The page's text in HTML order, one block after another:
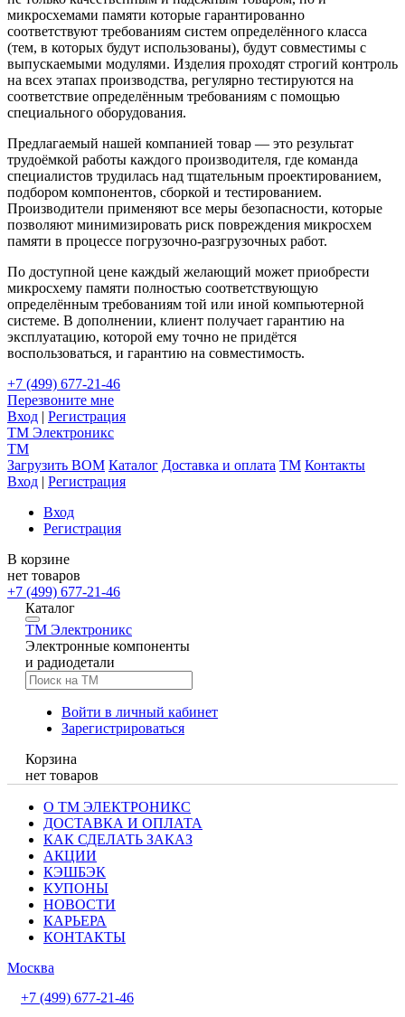
микросхемами памяти которые гарантированно
соответствуют требованиям систем определённого класса
(тем, в которых будут использованы), будут совместимы с
выпускаемыми модулями. Изделия проходят строгий контроль
на всех этапах производства, регулярно тестируются на
соответствие определённым требованиям с помощью
специального оборудования.
Предлагаемый нашей компанией товар — это результат
трудоёмкой работы каждого производителя, где команда
специалистов трудилась над тщательным проектированием,
подбором компонентов, сборкой и тестированием.
Производители применяют все меры безопасности, которые
позволяют минимизировать риск повреждения микросхем
памяти в процессе погрузочно-разгрузочных работ.
По доступной цене каждый желающий может приобрести
микросхему памяти полностью соответствующую
определённым требованиям той или иной компьютерной
системе. В дополнении, клиент получает гарантию на
эксплуатацию, которой ему точно не придётся
воспользоваться, и гарантию на совместимость.
+7 (499) 677-21-46
Перезвоните мне
Вход | Регистрация
TM Электроникс
TM
Загрузить BOM Каталог Доставка и оплата TM Контакты
Вход | Регистрация
Вход
Регистрация
В корзине
нет товаров
+7 (499) 677-21-46
Каталог
TM Электроникс
Электронные компоненты
и радиодетали
Войти в личный кабинет
Зарегистрироваться
Корзина
нет товаров
О ТМ ЭЛЕКТРОНИКС
ДОСТАВКА И ОПЛАТА
КАК СДЕЛАТЬ ЗАКАЗ
АКЦИИ
КЭШБЭК
КУПОНЫ
НОВОСТИ
КАРЬЕРА
КОНТАКТЫ
Москва
+7 (499) 677-21-46